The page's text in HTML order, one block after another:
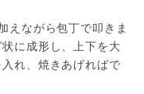
えながら包丁で叩きま
に成形し、上下を大
れ、焼きあげればで